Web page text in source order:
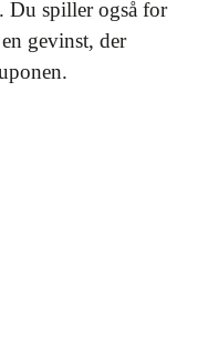
Du spiller også for
gevinst, der